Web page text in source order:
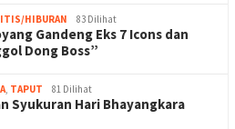
HIBURAN 83 Dilihat
Gandeng Eks 7 Icons dan
Dong Boss”
, TAPUT 81 Dilihat
Syukuran Hari Bhayangkara